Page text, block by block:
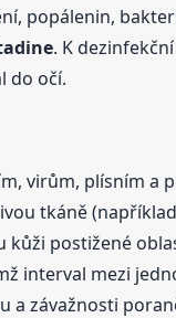
popálenin,
. K
do očí.
virům, plísním a
tkáně
postižené
interval mezi
a závažnosti